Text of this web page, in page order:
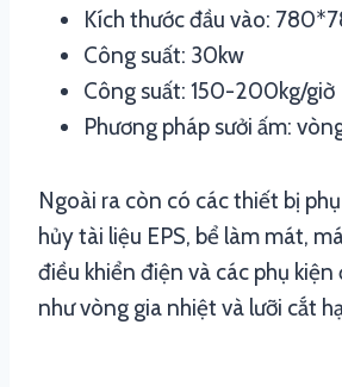
Kích thước đầu vào:
Công suất: 30kw
Công suất: 150-200kg/giờ
Phương pháp sưởi ấm:
Ngoài ra còn có các thiết bị
hủy tài liệu EPS, bể làm mát,
điều khiển điện và các phụ
như vòng gia nhiệt và lưỡi cắt